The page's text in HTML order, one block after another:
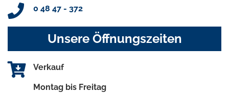
0 48 47 - 372
Unsere Öffnungszeiten
Verkauf
Montag bis Freitag